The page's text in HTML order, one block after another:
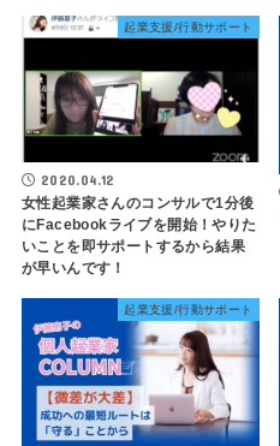
起業支援/行動サポート
2020.04.12
女性起業家さんのコンサルで1分後
にFacebookライブを開始！やりた
いことを即サポートするから結果
が早いんです！
起業支援/行動サポート